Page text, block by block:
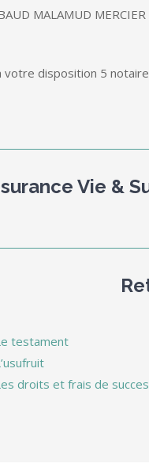
MALAMUD
votre disposition 5
Vie &
testament
droits et frais de